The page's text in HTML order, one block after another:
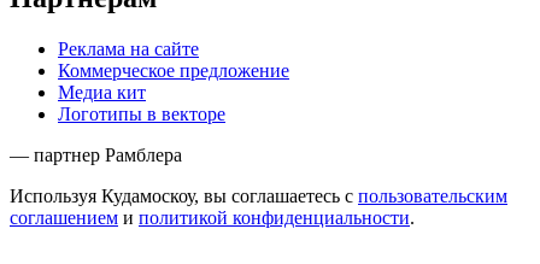
Реклама на сайте
Коммерческое предложение
Медиа кит
Логотипы в векторе
— партнер Рамблера
Используя Кудамоскоу, вы соглашаетесь с пользовательским
соглашением и политикой конфиденциальности.